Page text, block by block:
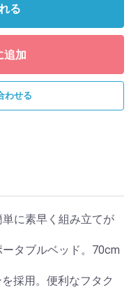
る
追加
わせる
に素早く組み立てが
タブルベッド。70cm
採用。便利なフタク